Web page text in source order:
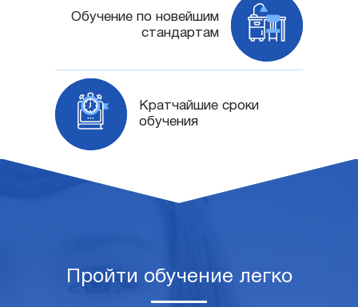
Обучение по новейшим
стандартам
Кратчайшие сроки
обучения
Пройти обучение легко